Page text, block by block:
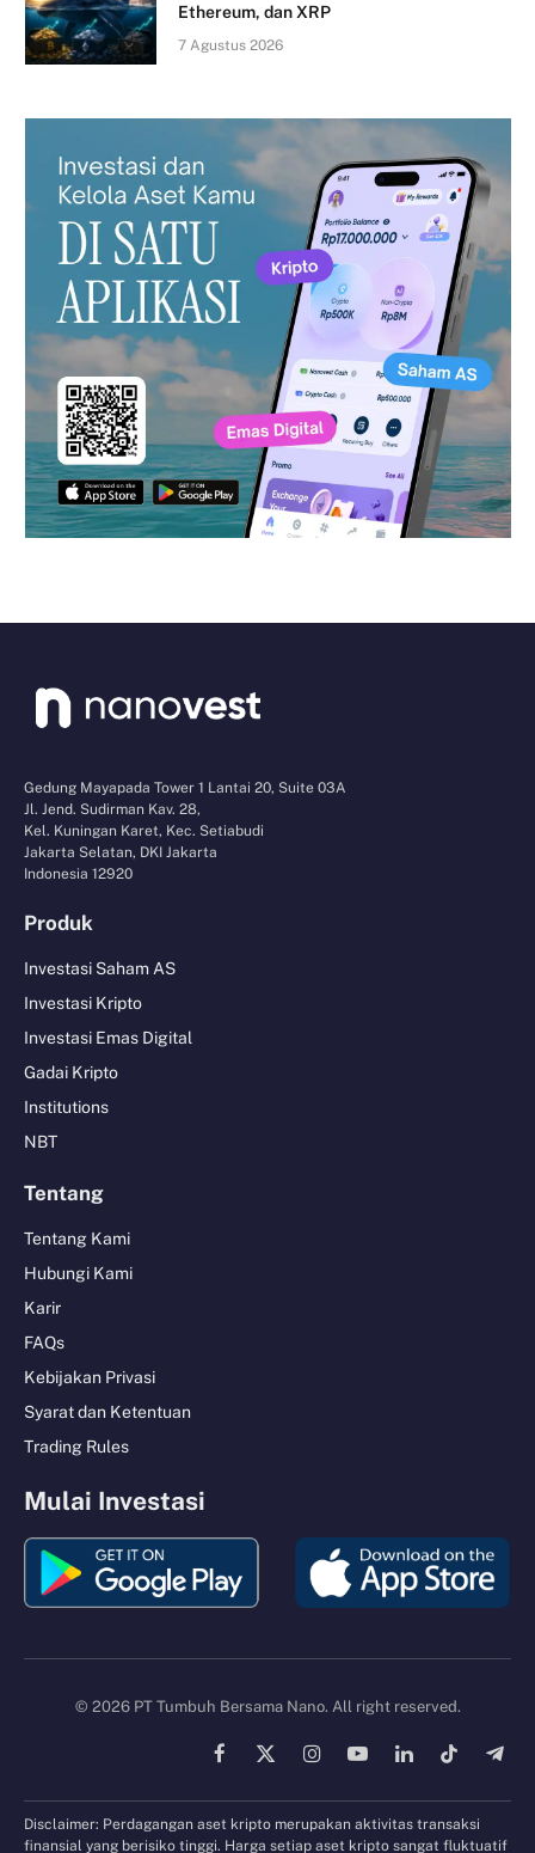
Ethereum, dan XRP
7 Agustus 2026
Gedung Mayapada Tower 1 Lantai 20, Suite 03A
Jl. Jend. Sudirman Kav. 28,
Kel. Kuningan Karet, Kec. Setiabudi
Jakarta Selatan, DKI Jakarta
Indonesia 12920
Produk
Investasi Saham AS
Investasi Kripto
Investasi Emas Digital
Gadai Kripto
Institutions
NBT
Tentang
Tentang Kami
Hubungi Kami
Karir
FAQs
Kebijakan Privasi
Syarat dan Ketentuan
Trading Rules
Mulai Investasi
© 2026 PT Tumbuh Bersama Nano. All right reserved.
Facebook
X
InstagramYouTubeLinkedInTikTok
Disclaimer: Perdagangan aset kripto merupakan aktivitas transaksi
finansial yang berisiko tinggi. Harga setiap aset kripto sangat fluktuatif